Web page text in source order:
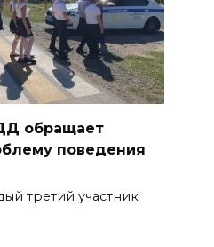
обращает
поведения
третий участник